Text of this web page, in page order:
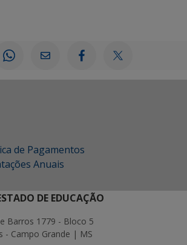
de Pagamentos
Anuais
DE EDUCAÇÃO
Barros 1779 - Bloco 5
- Campo Grande | MS